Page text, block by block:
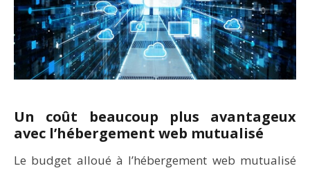
Un coût beaucoup plus avantageux
avec l’hébergement web mutualisé
Le budget alloué à l’hébergement web mutualisé